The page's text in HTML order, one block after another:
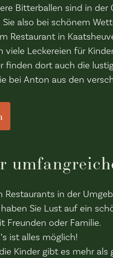
Bitterballen sind in der
Sie also bei schönem
Restaurant in
viele Leckereien für
finden dort auch die
bei Anton aus den
Restaurants in der
Sie Lust auf ein
Freunden oder Familie.
ist alles möglich!
Kinder gibt es mehr